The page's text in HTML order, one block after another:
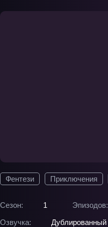
Фентези Приключения
Сезон: 1 Эпизодов:
Озвучка:
Дублированный